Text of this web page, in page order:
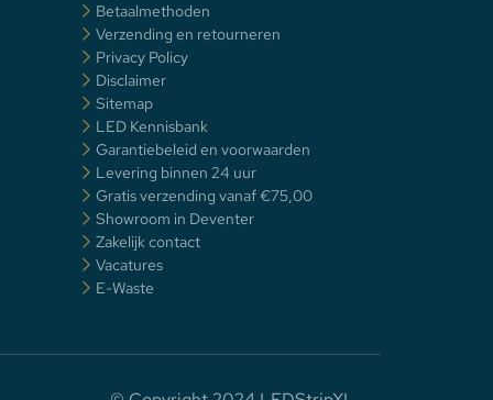
Betaalmethoden
Verzending en retourneren
Privacy Policy
Disclaimer
Sitemap
LED Kennisbank
Garantiebeleid en voorwaarden
Levering binnen 24 uur
Gratis verzending vanaf €75,00
Showroom in Deventer
Zakelijk contact
Vacatures
E-Waste